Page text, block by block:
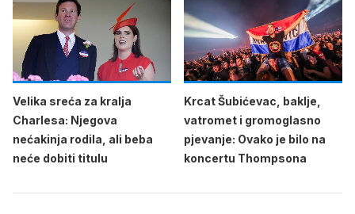
Velika sreća za kralja
Charlesa: Njegova
nećakinja rodila, ali beba
neće dobiti titulu
Krcat Šubićevac, baklje,
vatromet i gromoglasno
pjevanje: Ovako je bilo na
koncertu Thompsona